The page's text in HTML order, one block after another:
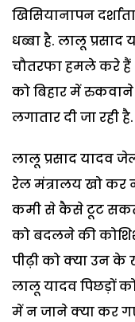
खिसियानापन
धब्बा है. लालू
चौतरफा हमले करे हैं
को बिहार में
लगातार दी जा रही है.
लालू प्रसाद यादव
रेल मंत्रालय खो कर
कमी से कैसे टूट सकते
को बदलने की
पीढ़ी को क्या उन
लालू यादव पिछड़ों
में न जाने क्या कर